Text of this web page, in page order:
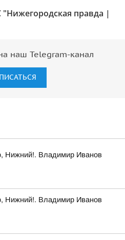
правда |
наш Telegram-канал
Нижний!. Владимир Иванов
Нижний!. Владимир Иванов